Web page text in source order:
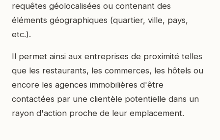
requêtes géolocalisées ou contenant des
éléments géographiques (quartier, ville, pays,
etc.).
Il permet ainsi aux entreprises de proximité telles
que les restaurants, les commerces, les hôtels ou
encore les agences immobilières d'être
contactées par une clientèle potentielle dans un
rayon d'action proche de leur emplacement.